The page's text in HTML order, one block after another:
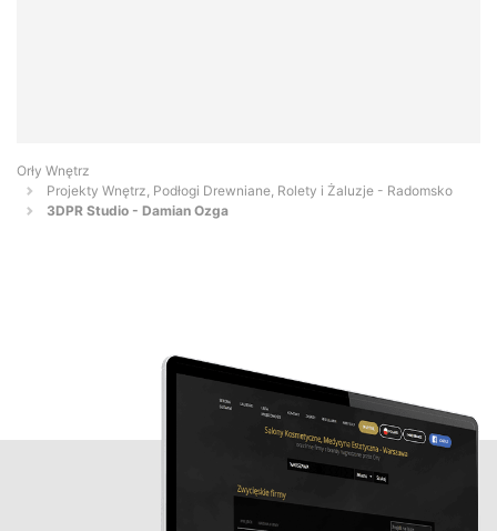
Orły Wnętrz
Projekty Wnętrz, Podłogi Drewniane, Rolety i Żaluzje - Radomsko
3DPR Studio - Damian Ozga